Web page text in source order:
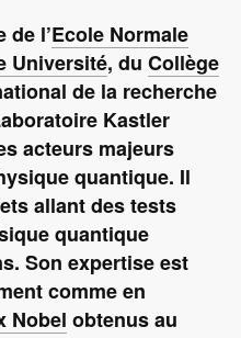
de l’Ecole Normale
Université, du Collège
de la recherche
Kastler
acteurs majeurs
quantique. Il
allant des tests
quantique
Son expertise est
comme en
Nobel obtenus au